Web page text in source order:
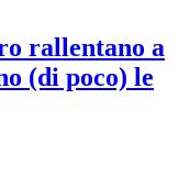
rallentano a
(di poco) le